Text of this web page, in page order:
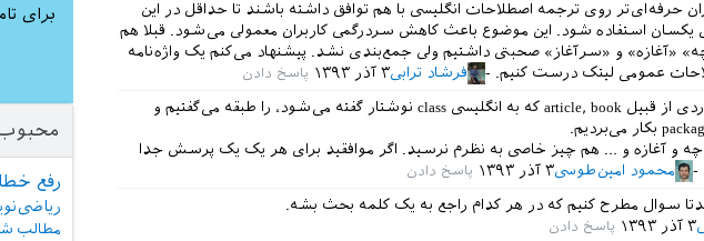
حرفه‌ای‌تر روی ترجمه اصطلاحات انگلیسی با هم توافق داشته باشند تا حداقل در این
یکسان استفاده شود. این موضوع باعث کاهش سردرگمی کاربران معمولی می‌شود. قبلا هم
«آغازه» و «سرآغاز» صحبتی داشتیم ولی جمع‌بندی نشد. پیشنهاد می‌کنم یک واژه‌نامه
عمومی لیتک درست کنیم.
۳ آذر ۱۳۹۳فرشاد ترابی
پیش از این مواردی از قبیل article, book که به انگلیسی class نوشتار گفته می‌شود، را طبقه می‌گفتیم و
و آغازه و ... هم چیز خاصی به نظرم نرسید. اگر موافقید برای هر یک یک پرسش جدا
۳ آذر ۱۳۹۳محمود امین‌طوسی
سوال مطرح کنیم که در هر کدام راجع به یک کلمه بحث بشه.
۳ آذر ۱۳۹۳
برای
رفع خطا
مطالب